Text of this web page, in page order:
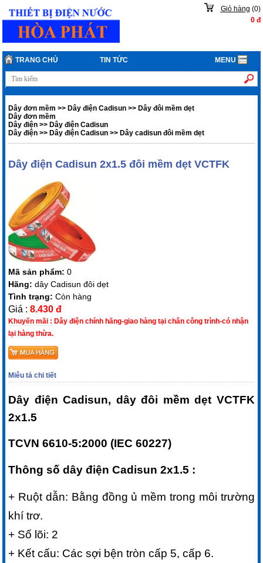
Giỏ hàng (0)
0đ
TRANG CHỦ TIN TỨC MENU
Dây đơn mềm >>Dây điện Cadisun >>Dây đôi mềm dẹt
Dây đơn mềm
Dây điện >>Dây điện Cadisun
Dây điện >>Dây điện Cadisun >>Dây cadisun đôi mềm dẹt
Dây điện Cadisun 2x1.5 đôi mềm dẹt VCTFK
Mã sản phẩm:0
Hãng:dây Cadisun đôi dẹt
Tình trạng:Còn hàng
Giá :8.430 đ
Khuyến mãi : Dây điện chính hãng-giao hàng tại chân công trình-có nhận
lại hàng thừa.
Miêu tả chi tiết
Dây điện Cadisun, dây đôi mềm dẹt VCTFK
2x1.5
TCVN 6610-5:2000 (IEC 60227)
Thông số dây điện Cadisun 2x1.5 :
+ Ruột dẫn: Bằng đồng ủ mềm trong môi trường
khí trơ.
+ Số lõi: 2
+ Kết cấu: Các sợi bện tròn cấp 5, cấp 6.